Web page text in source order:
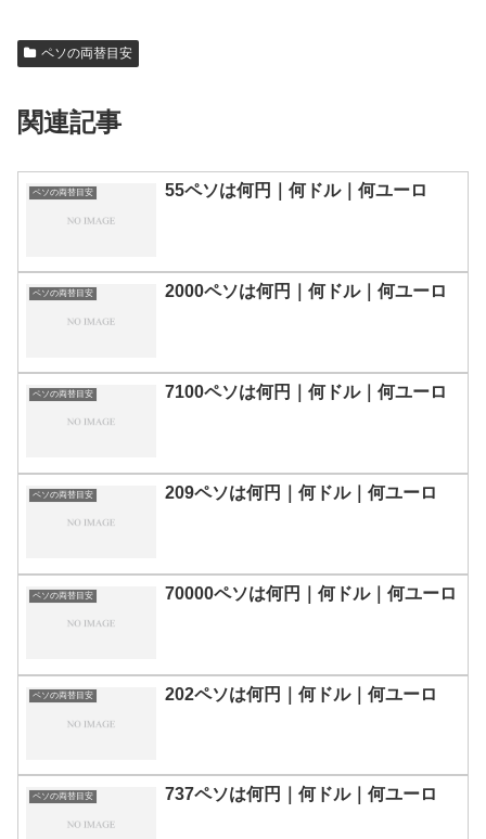
ペソの両替目安
関連記事
ペソの両替目安 55ペソは何円｜何ドル｜何ユーロ
ペソの両替目安 2000ペソは何円｜何ドル｜何ユーロ
ペソの両替目安 7100ペソは何円｜何ドル｜何ユーロ
ペソの両替目安 209ペソは何円｜何ドル｜何ユーロ
ペソの両替目安 70000ペソは何円｜何ドル｜何ユーロ
ペソの両替目安 202ペソは何円｜何ドル｜何ユーロ
ペソの両替目安 737ペソは何円｜何ドル｜何ユーロ